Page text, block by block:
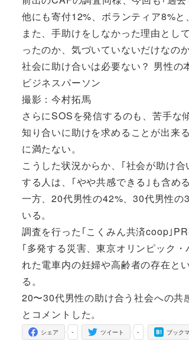
他にも寄付12%、ボランティア8%と
また、手助けをしなかった理由とし
ったのか、気づいていないだけなのか
社会に助け合いは必要ない？ 男性の
ビジネスパーソン
撮影：今村拓馬
さらにSOSを発信するのも、苦手な
知り合いに助けを求めることが出来
に満たない。
こうした状況からか、｢社会が助け
する人は、｢やや共感できる｣も含め
一方、20代男性の42%、30代男性の
いる。
調査を行った｢こくみん共済coop｣PR
｢多発する災害、東京オリンピック
れた電車内の妊婦や高齢者の存在と
る。
20〜30代男性の助け合う社会への共
とコメントした。
-
シェア -
ツイート ブック